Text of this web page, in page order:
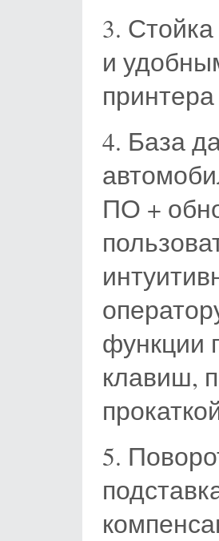
3.
и
4. База
ПО +
функции
клавиш,
5.